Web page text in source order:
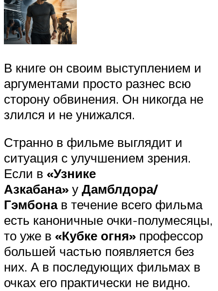
В книге он своим выступлением и
аргументами просто разнес всю
сторону обвинения. Он никогда не
злился и не унижался.
Странно в фильме выглядит и
ситуация с улучшением зрения.
Если в «Узнике
Азкабана» у Дамблдора/
Гэмбонав течение всего фильма
есть каноничные очки-полумесяцы,
то уже в «Кубке огня» профессор
большей частью появляется без
них. А в последующих фильмах в
очках его практически не видно.